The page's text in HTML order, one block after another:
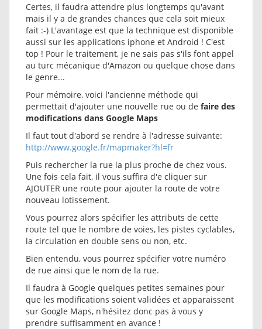
Certes, il faudra attendre plus longtemps qu'avant
mais il y a de grandes chances que cela soit mieux
fait :-) L'avantage est que la technique est disponible
aussi sur les applications iphone et Android ! C'est
top ! Pour le traitement, je ne sais pas s'ils font appel
au turc mécanique d'Amazon ou quelque chose dans
le genre...
Pour mémoire, voici l'ancienne méthode qui
permettait d'ajouter une nouvelle rue ou de faire des
modifications dans Google Maps
Il faut tout d'abord se rendre à l'adresse suivante:
http://www.google.fr/mapmaker?hl=fr
Puis rechercher la rue la plus proche de chez vous.
Une fois cela fait, il vous suffira d'e cliquer sur
AJOUTER une route pour ajouter la route de votre
nouveau lotissement.
Vous pourrez alors spécifier les attributs de cette
route tel que le nombre de voies, les pistes cyclables,
la circulation en double sens ou non, etc.
Bien entendu, vous pourrez spécifier votre numéro
de rue ainsi que le nom de la rue.
Il faudra à Google quelques petites semaines pour
que les modifications soient validées et apparaissent
sur Google Maps, n'hésitez donc pas à vous y
prendre suffisamment en avance !